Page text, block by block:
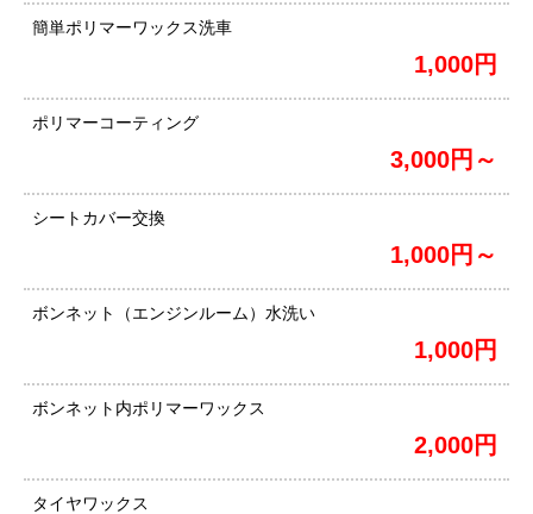
簡単ポリマーワックス洗車
1,000円
ポリマーコーティング
3,000円～
シートカバー交換
1,000円～
ボンネット（エンジンルーム）水洗い
1,000円
ボンネット内ポリマーワックス
2,000円
タイヤワックス